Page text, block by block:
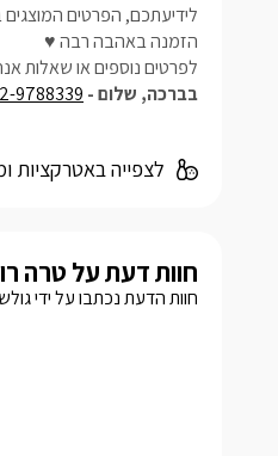
לידיעתכם, הפרטים
הזמנה באהבה רבה ♥
לפרטים נוספים או שאלות
בברכה, שלום - 9788339
לצפייה באטרקציות
חוות דעת על טרה
חוות הדעת נכתבו על ידי